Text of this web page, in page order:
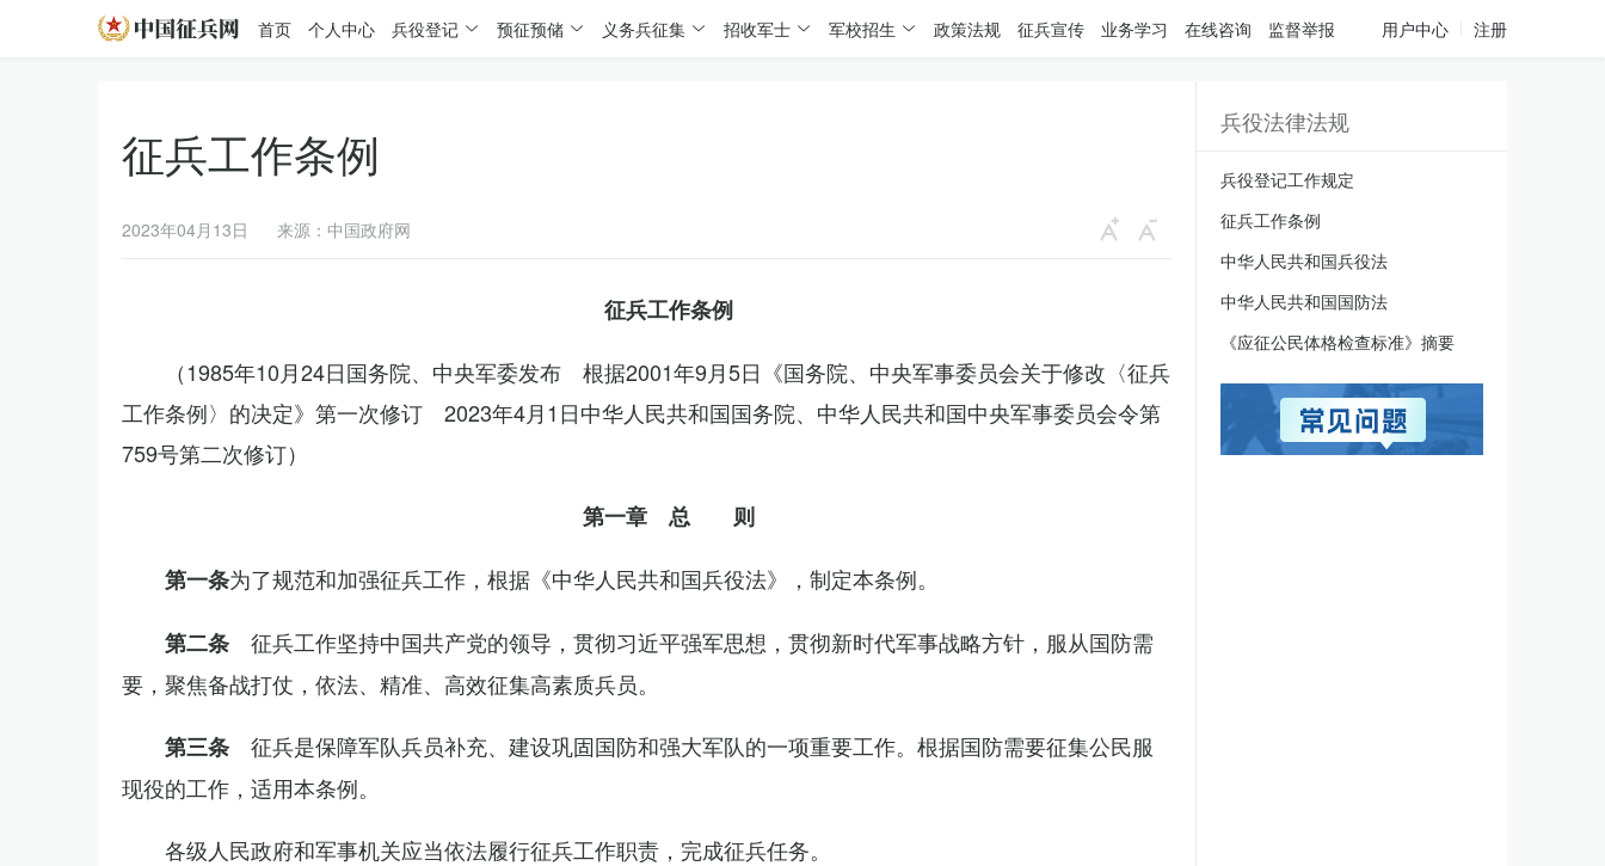
首页 个人中心 兵役登记 预征预储 义务兵征集 招收军士 军校招生 政策法规 征兵宣传 业务学习 在线咨询 监督举报 用户中心 注册
征兵工作条例
2023年04月13日 来源：中国政府网
征兵工作条例
（1985年10月24日国务院、中央军委发布 根据2001年9月5日《国务院、中央军事委员会关于修改〈征兵
工作条例〉的决定》第一次修订 2023年4月1日中华人民共和国国务院、中华人民共和国中央军事委员会令第
759号第二次修订）
第一章 总 则
第一条为了规范和加强征兵工作，根据《中华人民共和国兵役法》，制定本条例。
第二条 征兵工作坚持中国共产党的领导，贯彻习近平强军思想，贯彻新时代军事战略方针，服从国防需
要，聚焦备战打仗，依法、精准、高效征集高素质兵员。
第三条 征兵是保障军队兵员补充、建设巩固国防和强大军队的一项重要工作。根据国防需要征集公民服
现役的工作，适用本条例。
各级人民政府和军事机关应当依法履行征兵工作职责，完成征兵任务。
兵役法律法规
兵役登记工作规定
征兵工作条例
中华人民共和国兵役法
中华人民共和国国防法
《应征公民体格检查标准》摘要